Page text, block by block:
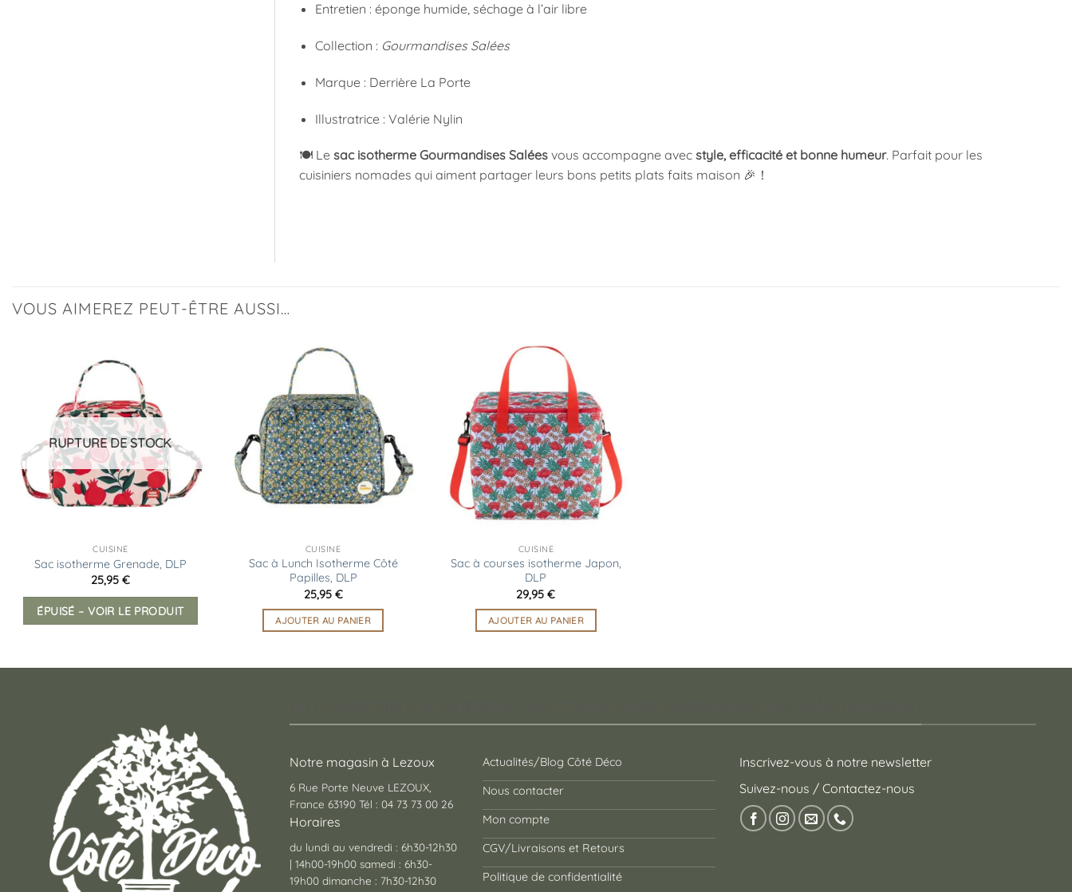
Entretien : éponge humide, séchage à l’air libre
Collection : Gourmandises Salées
Marque : Derrière La Porte
Illustratrice : Valérie Nylin
🍽️ Le sac isotherme Gourmandises Saléesvous accompagne avec style, efficacité et bonne humeur. Parfait pour les
cuisiniers nomades qui aiment partager leurs bons petits plats faits maison 🎉！
VOUS AIMEREZ PEUT-ÊTRE AUSSI…
RUPTURE DE STOCK
CUISINE
Sac isotherme Grenade, DLP
25,95 €
ÉPUISÉ – VOIR LE PRODUIT
d’envies
CUISINE
Sac à Lunch Isotherme Côté
Papilles, DLP
25,95 €
AJOUTER AU PANIER
liste
d’envies
CUISINE
Sac à courses isotherme Japon,
DLP
29,95€
AJOUTER AU PANIER
Notre magasin à Lezoux
6 Rue Porte Neuve LEZOUX,
France 63190 Tél : 04 73 73 00 26
Horaires
du lundi au vendredi : 6h30-12h30
| 14h00-19h00 samedi : 6h30-
19h00 dimanche : 7h30-12h30
Actualités/Blog Côté Déco
Nous contacter
Mon compte
CGV/Livraisons et Retours
Politique de confidentialité
Inscrivez-vous à notre newsletter
Suivez-nous / Contactez-nous